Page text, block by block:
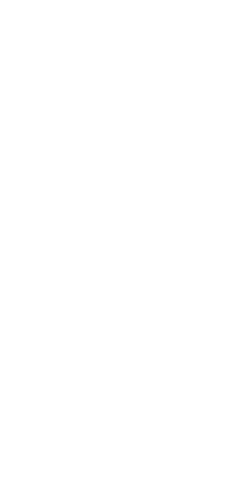
yet containing limitless power that cannot